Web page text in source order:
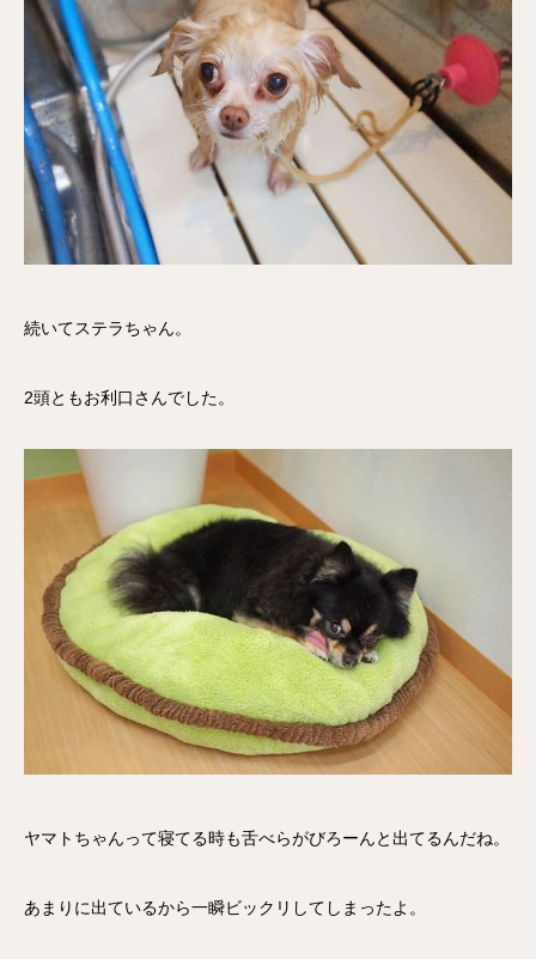
続いてステラちゃん。
2頭ともお利口さんでした。
ヤマトちゃんって寝てる時も舌べらがびろーんと出てるんだね。
あまりに出ているから一瞬ビックリしてしまったよ。